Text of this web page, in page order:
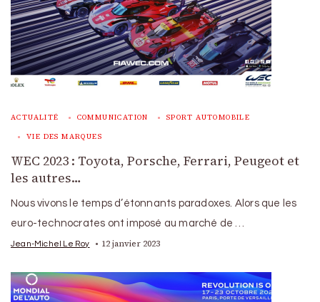
ACTUALITÉ COMMUNICATION SPORT AUTOMOBILE
VIE DES MARQUES
WEC 2023 : Toyota, Porsche, Ferrari, Peugeot et
les autres…
Nous vivons le temps d’étonnants paradoxes. Alors que les
euro-technocrates ont imposé au marché de …
Jean-Michel Le Roy 12 janvier 2023